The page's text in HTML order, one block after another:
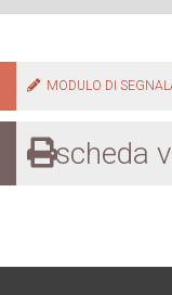
MODULO DI
scheda